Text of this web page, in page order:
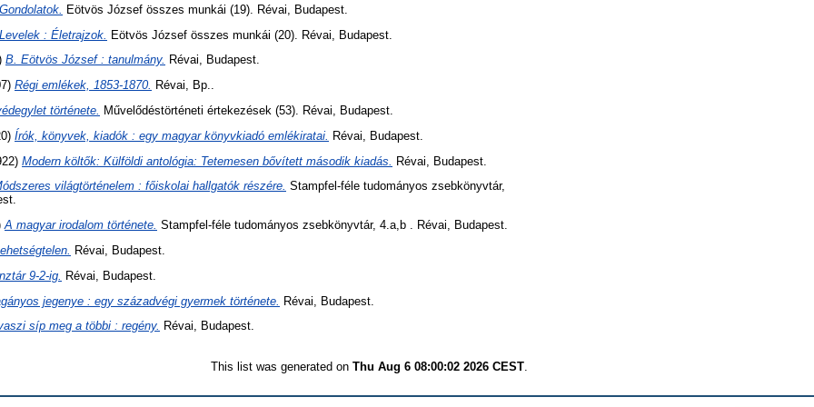
Gondolatok. Eötvös József összes munkái (19). Révai, Budapest.
Levelek : Életrajzok. Eötvös József összes munkái (20). Révai, Budapest.
B. Eötvös József : tanulmány. Révai, Budapest.
Régi emlékek, 1853-1870. Révai, Bp..
története.
Művelődéstörténeti értekezések (53). Révai, Budapest.
Írók, könyvek, kiadók : egy magyar könyvkiadó emlékiratai. Révai, Budapest.
Modern költők: Külföldi antológia: Tetemesen bővített második kiadás.
Révai, Budapest.
világtörténelem : főiskolai hallgatók részére. Stampfel-féle tudományos zsebkönyvtár,
A magyar irodalom története. Stampfel-féle tudományos zsebkönyvtár, 4.a,b . Révai, Budapest.
Révai, Budapest.
9-2-ig. Révai, Budapest.
jegenye : egy századvégi gyermek története. Révai, Budapest.
síp meg a többi : regény. Révai, Budapest.
This list was generated on Thu Aug 6 08:00:02 2026 CEST.